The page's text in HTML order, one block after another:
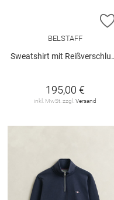
BELSTAFF
Sweatshirt mit Reißverschlusskragen
195,00 €
inkl. MwSt. zzgl. Versand